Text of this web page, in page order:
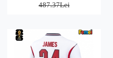
487.37Lei